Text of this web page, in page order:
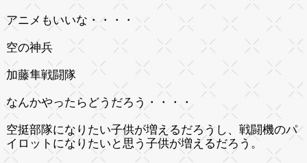
アニメもいいな・・・・
空の神兵
加藤隼戦闘隊
なんかやったらどうだろう・・・・
空挺部隊になりたい子供が増えるだろうし、戦闘機のパ
イロットになりたいと思う子供が増えるだろう。